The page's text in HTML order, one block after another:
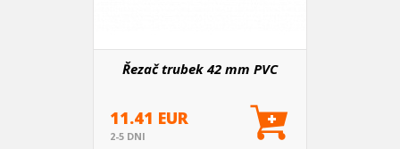
Řezač trubek 42 mm PVC
11.41 EUR
2-5 DNI